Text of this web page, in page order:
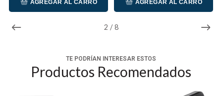
3 / 8
AGREGAR AL CARRO AGREGAR AL CARRO
TE PODRÍAN INTERESAR ESTOS
Productos Recomendados